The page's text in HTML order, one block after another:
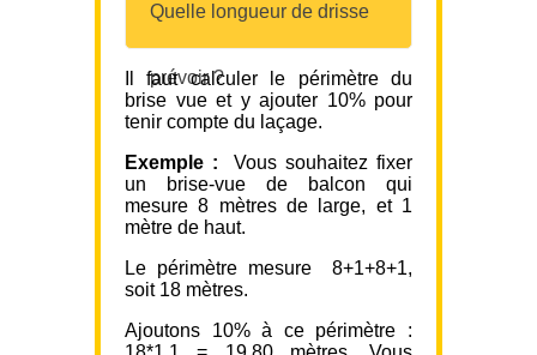
Quelle longueur de drisse
prévoir ?
Il faut calculer le périmètre du
brise vue et y ajouter 10% pour
tenir compte du laçage.
Exemple :
Vous souhaitez fixer
un brise-vue de balcon qui
mesure 8 mètres de large, et 1
mètre de haut.
Le périmètre mesure 8+1+8+1,
soit 18 mètres.
Ajoutons 10% à ce périmètre :